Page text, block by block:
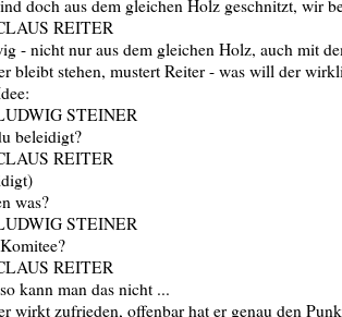
doch aus dem gleichen Holz geschnitzt, wir
REITER
- nicht nur aus dem gleichen Holz, auch mit
bleibt stehen, mustert Reiter - was will der
STEINER
beleidigt?
REITER
was?
STEINER
REITER
kann man das nicht ...
wirkt zufrieden, offenbar hat er genau den